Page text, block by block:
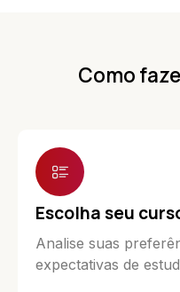
Como
Escolha seu
Analise suas
expectativas de